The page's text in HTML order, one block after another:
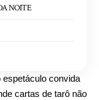
NOITE
espetáculo convida
cartas de tarô não